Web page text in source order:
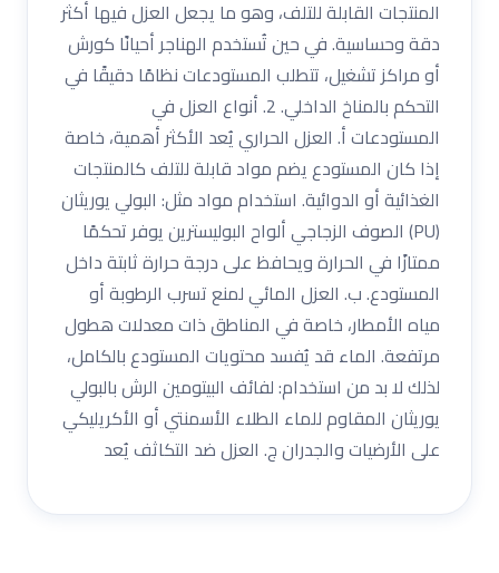
المنتجات القابلة للتلف، وهو ما يجعل العزل فيها أكثر
دقة وحساسية. في حين تُستخدم الهناجر أحيانًا كورش
أو مراكز تشغيل، تتطلب المستودعات نظامًا دقيقًا في
التحكم بالمناخ الداخلي. 2. أنواع العزل في
المستودعات أ. العزل الحراري يُعد الأكثر أهمية، خاصة
إذا كان المستودع يضم مواد قابلة للتلف كالمنتجات
الغذائية أو الدوائية. استخدام مواد مثل: البولي يوريثان
(PU) الصوف الزجاجي ألواح البوليسترين يوفر تحكمًا
ممتازًا في الحرارة ويحافظ على درجة حرارة ثابتة داخل
المستودع. ب. العزل المائي لمنع تسرب الرطوبة أو
مياه الأمطار، خاصة في المناطق ذات معدلات هطول
مرتفعة. الماء قد يُفسد محتويات المستودع بالكامل،
لذلك لا بد من استخدام: لفائف البيتومين الرش بالبولي
يوريثان المقاوم للماء الطلاء الأسمنتي أو الأكريليكي
على الأرضيات والجدران ج. العزل ضد التكاثف يُعد